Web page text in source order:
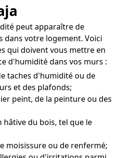
peut apparaître de
dans votre logement. Voici
qui doivent vous mettre en
d'humidité dans vos murs :
taches d'humidité ou de
et des plafonds;
peint, de la peinture ou des
du bois, tel que le
moisissure ou de renfermé;